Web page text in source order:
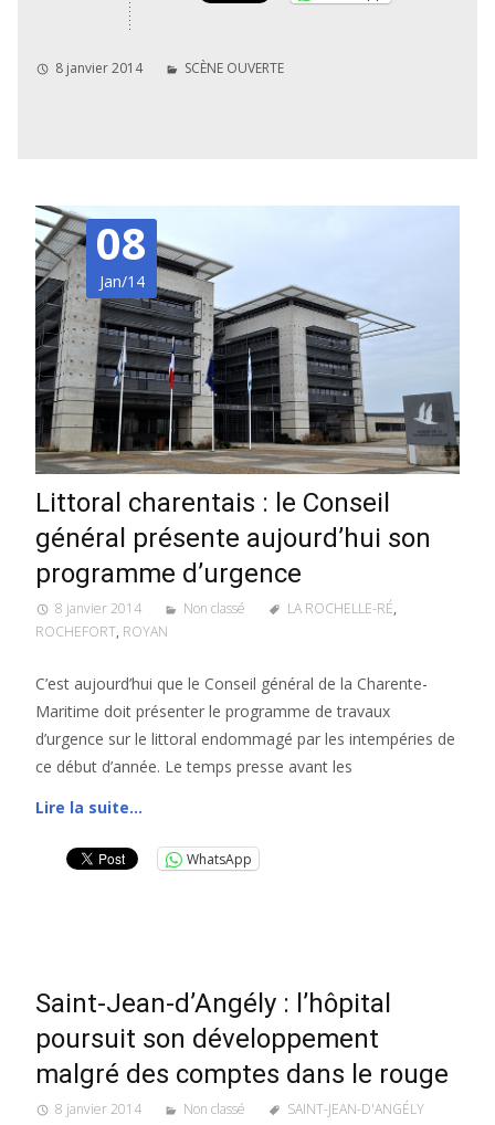
8 janvier 2014 SCÈNE OUVERTE
08
Jan/14
Littoral charentais : le Conseil
général présente aujourd’hui son
programme d’urgence
8 janvier 2014 Non classé LA ROCHELLE-RÉ,
ROCHEFORT, ROYAN
C’est aujourd’hui que le Conseil général de la Charente-
Maritime doit présenter le programme de travaux
d’urgence sur le littoral endommagé par les intempéries de
ce début d’année. Le temps presse avant les
Lire la suite…
WhatsApp
Saint-Jean-d’Angély : l’hôpital
poursuit son développement
malgré des comptes dans le rouge
8 janvier 2014 Non classé SAINT-JEAN-D'ANGÉLY